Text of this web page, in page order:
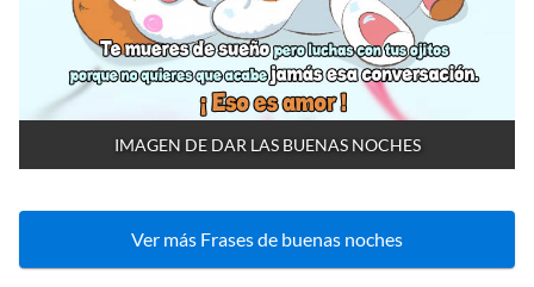
IMAGEN DE DAR LAS BUENAS NOCHES
Ver más Frases de buenas noches